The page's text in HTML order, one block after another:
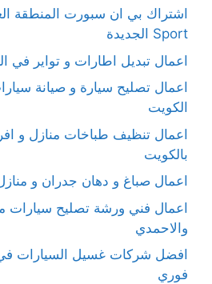
Sport الجديدة
اعمال تبديل اطارات و تواير في
اعمال تصليح سيارة و صيانة
الكويت
اعمال تنظيف طباخات منازل و
بالكويت
اعمال صباغ و دهان جدران و
اعمال فني ورشة تصليح سيارات
والاحمدي
افضل شركات غسيل السيارات
فوري